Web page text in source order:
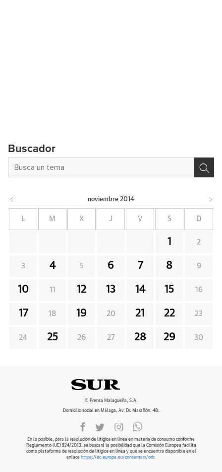
Buscador
noviembre 2014
L M X J V S D
1 2
3 4 5 6 7 8 9
10 11 12 13 14 15 16
17 18 19 20 21 22 23
24 25 26 27 28 29 30
© Prensa Malagueña, S.A.
Domicilio social en Málaga, Av. Dr. Marañón, 48.
En lo posible, para la resolución de litigios en línea en materia de consumo conforme
Reglamento (UE) 524/2013, se buscará la posibilidad que la Comisión Europea facilita
como plataforma de resolución de litigios en línea y que se encuentra disponible en el
enlace https://ec.europa.eu/consumers/odr.